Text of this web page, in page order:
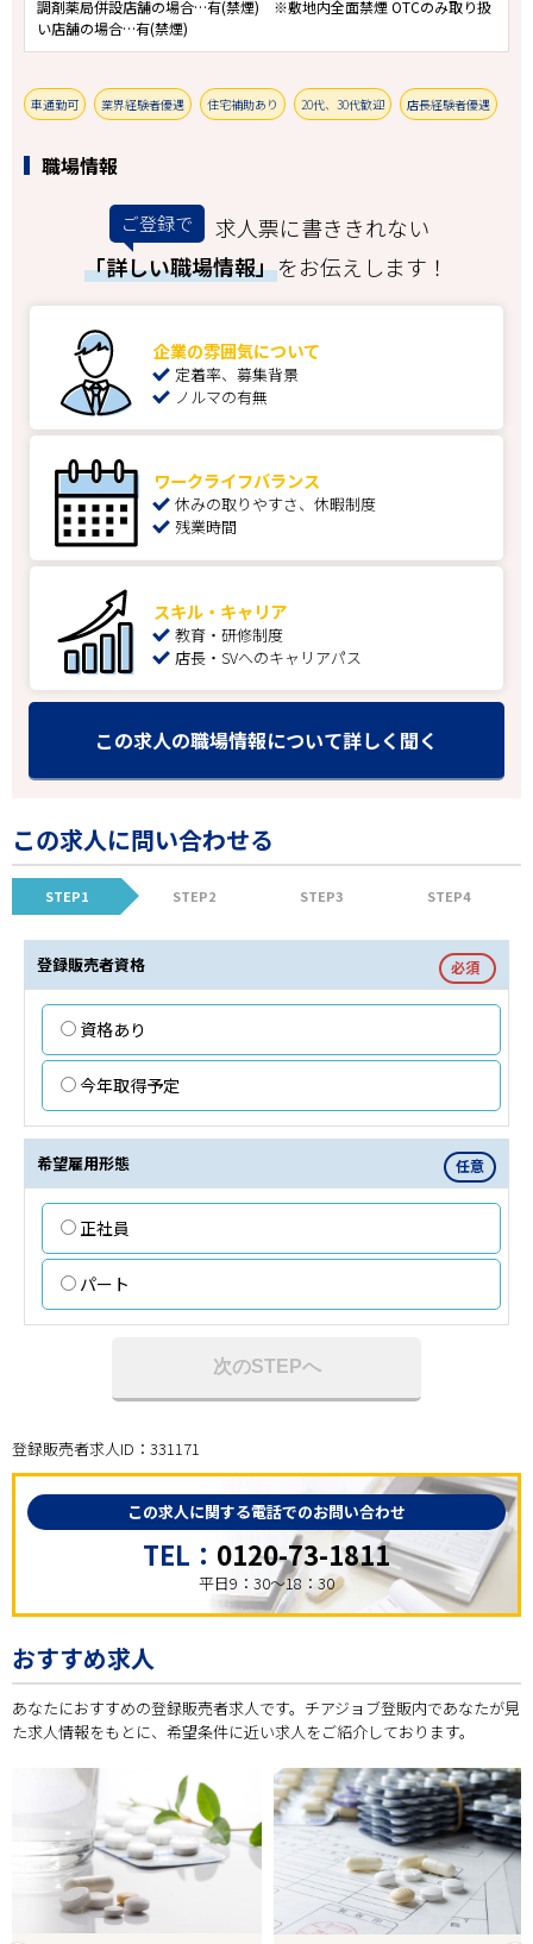
調剤薬局併設店舗の場合…有(禁煙) ※敷地内全面禁煙 OTCのみ取り扱
い店舗の場合…有(禁煙)
車通勤可 業界経験者優遇 住宅補助あり 20代、30代歓迎 店長経験者優遇
職場情報
ご登録で
求人票に書ききれない
「詳しい職場情報」をお伝えします！
企業の雰囲気について
定着率、募集背景
ノルマの有無
ワークライフバランス
休みの取りやすさ、休暇制度
残業時間
スキル・キャリア
教育・研修制度
店長・SVへのキャリアパス
この求人の職場情報について詳しく聞く
この求人に問い合わせる
STEP1 STEP2 STEP3 STEP4
登録販売者資格 必須
資格あり
今年取得予定
希望雇用形態 任意
正社員
パート
次のSTEPへ
登録販売者求人ID：331171
この求人に関する電話でのお問い合わせ
TEL： 0120-73-1811
平日9：30～18：30
おすすめ求人
あなたにおすすめの登録販売者求人です。チアジョブ登販内であなたが見
た求人情報をもとに、希望条件に近い求人をご紹介しております。